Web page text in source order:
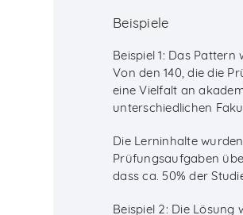
Beispiele
Beispiel 1: Das
Von den 140, die die
eine Vielfalt an
unterschiedlichen
Die Lerninhalte
Prüfungsaufgaben
dass ca. 50% der
Beispiel 2: Die